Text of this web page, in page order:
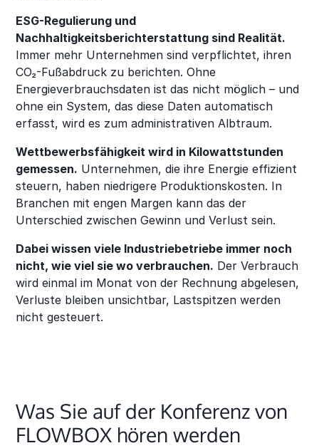
ESG-Regulierung und
Nachhaltigkeitsberichterstattung sind Realität.
Immer mehr Unternehmen sind verpflichtet, ihren
CO₂-Fußabdruck zu berichten. Ohne
Energieverbrauchsdaten ist das nicht möglich – und
ohne ein System, das diese Daten automatisch
erfasst, wird es zum administrativen Albtraum.
Wettbewerbsfähigkeit wird in Kilowattstunden
gemessen. Unternehmen, die ihre Energie effizient
steuern, haben niedrigere Produktionskosten. In
Branchen mit engen Margen kann das der
Unterschied zwischen Gewinn und Verlust sein.
Dabei wissen viele Industriebetriebe immer noch
nicht, wie viel sie wo verbrauchen. Der Verbrauch
wird einmal im Monat von der Rechnung abgelesen,
Verluste bleiben unsichtbar, Lastspitzen werden
nicht gesteuert.
Was Sie auf der Konferenz von
FLOWBOX hören werden